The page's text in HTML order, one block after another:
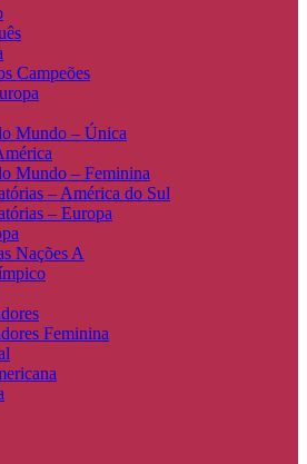
Campeões
Mundo – Única
Mundo – Feminina
– América do Sul
– Europa
Nações A
Feminina